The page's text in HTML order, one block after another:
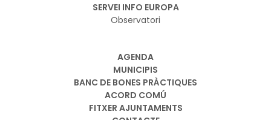
SERVEI INFO EUROPA
Observatori
AGENDA
MUNICIPIS
BANC DE BONES PRÀCTIQUES
ACORD COMÚ
FITXER AJUNTAMENTS